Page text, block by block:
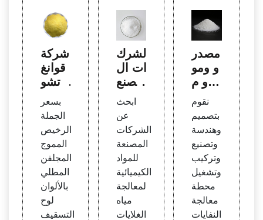
شركة
قوانغ
تشو
glian
لمواد
البناء ا
لمحد
ودة
بسعر
الجملة
الرخيص
المموج
المجلفن
المطلي
بالألوان
لوح
التسقيف
الشرك
ات ال
مصنع
ة للمو
اد الكي
ميائية
لمعال
جة مي
اه الغ
لايات،
الصين
ابحث
عن
الشركات
المصنعة
للمواد
الكيميائية
لمعالجة
مياه
الغلايات
مصدر
و ومو
ردو م
معالج
ة المي
اه
نقوم
بتصميم
وهندسة
وتصنيع
وتركيب
وتشغيل
محطة
معالجة
النفايات